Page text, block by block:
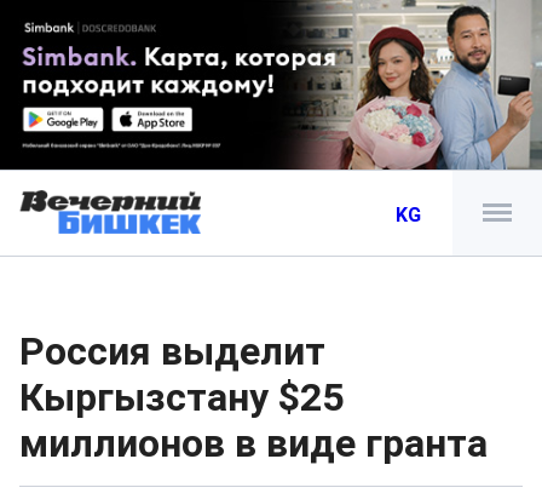
KG
Россия выделит
Кыргызстану $25
миллионов в виде гранта